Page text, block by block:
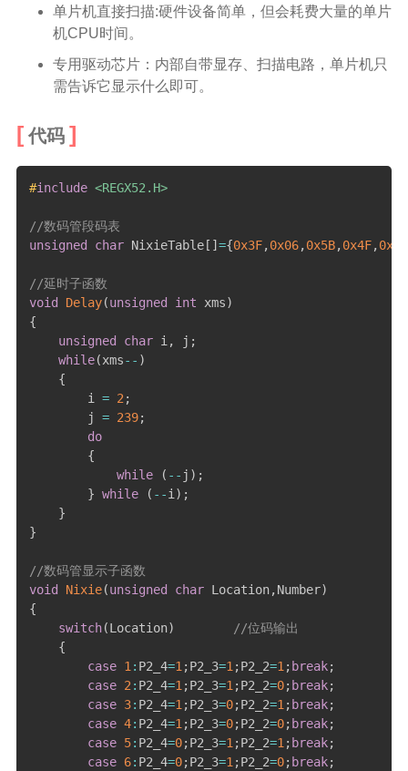
单片机直接扫描:硬件设备简单，但会耗费大量的单片
机CPU时间。
专用驱动芯片：内部自带显存、扫描电路，单片机只
需告诉它显示什么即可。
代码
#include <REGX52.H>
//数码管段码表
unsigned
char NixieTable[ ] ={0x3F,0x06,0x5B,0x4F,0x66
//延时子函数
void
Delay(unsigned int xms)
{
unsigned
char i, j ;
while(xms-- )
{
        i
= 2;
        j
= 239;
do
{
while
( -- j ) ;
} while ( --i) ;
}
}
//数码管显示子函数
void
Nixie(unsigned char Location,Number)
{
switch(Location)
//位码输出
{
case 1: P2_4=1;P2_3=1;P2_2=1; break;
case 2: P2_4=1;P2_3=1;P2_2=0; break;
case 3: P2_4=1;P2_3=0;P2_2=1; break;
case 4: P2_4=1;P2_3=0;P2_2=0; break;
case 5: P2_4=0;P2_3=1;P2_2=1; break;
case 6: P2_4=0;P2_3=1;P2_2=0; break;